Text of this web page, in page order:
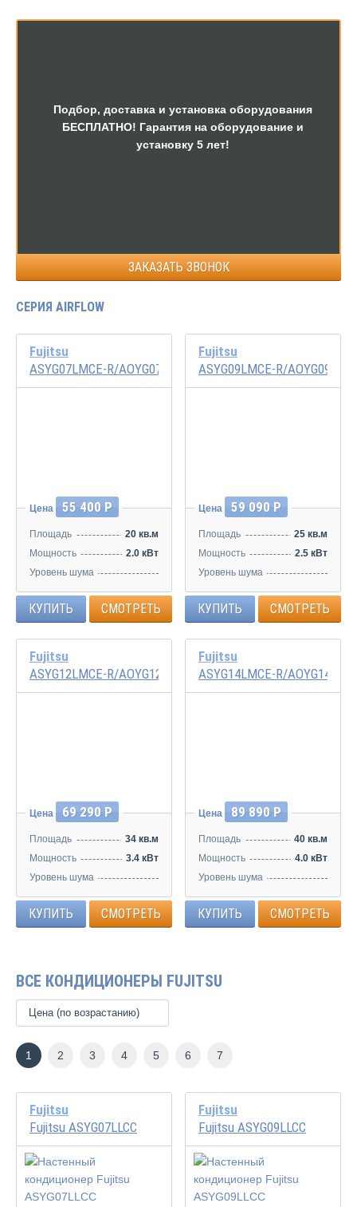
Подбор, доставка и установка оборудования
БЕСПЛАТНО! Гарантия на оборудование и
установку 5 лет!
ЗАКАЗАТЬ ЗВОНОК
СЕРИЯ AIRFLOW
Fujitsu
ASYG07LMCE-R/AOYG07LMCE-R
Цена 55 400 Р
Площадь
20 кв.м
Мощность
2.0 кВт
Уровень шума
КУПИТЬ СМОТРЕТЬ
Fujitsu
ASYG09LMCE-R/
Цена 59 090 Р
Площадь
25 кв.м
Мощность
2.5 кВт
Уровень шума
КУПИТЬ СМОТРЕТЬ
Fujitsu
ASYG12LMCE-R/AOYG12LMCE-R
Цена 69 290 Р
Площадь
34 кв.м
Мощность
3.4 кВт
Уровень шума
КУПИТЬ СМОТРЕТЬ
Fujitsu
ASYG14LMCE-R/
Цена 89 890 Р
Площадь
40 кв.м
Мощность
4.0 кВт
Уровень шума
КУПИТЬ СМОТРЕТЬ
ВСЕ КОНДИЦИОНЕРЫ FUJITSU
Цена (по возрастанию)
1 2 3 4 5 6 7
Fujitsu
Fujitsu ASYG07LLCC
Инвертор
Fujitsu
Fujitsu ASYG09LLCC
Инвертор